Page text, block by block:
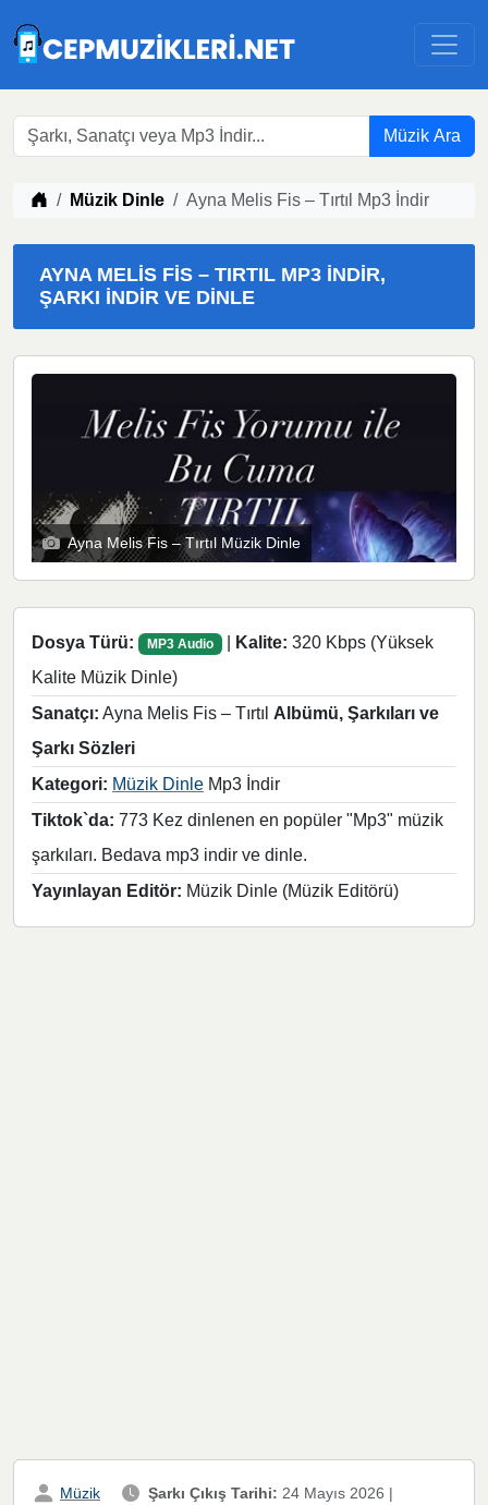
Müzik Ara
Müzik indir
Müzik Dinle Ayna Melis Fis – Tırtıl Mp3 İndir
AYNA MELIS FIS – TIRTIL MP3 İNDIR,
ŞARKI İNDIR VE DINLE
Ayna Melis Fis – Tırtıl Müzik Dinle
Dosya Türü: MP3 Audio | Kalite: 320 Kbps (Yüksek
Kalite Müzik Dinle)
Sanatçı: Ayna Melis Fis – Tırtıl Albümü, Şarkıları ve
Şarkı Sözleri
Kategori: Müzik Dinle Mp3 İndir
Tiktok`da: 773 Kez dinlenen en popüler "Mp3" müzik
şarkıları. Bedava mp3 indir ve dinle.
Yayınlayan Editör: Müzik Dinle (Müzik Editörü)
Müzik
Şarkı Çıkış Tarihi: 24 Mayıs 2026 |